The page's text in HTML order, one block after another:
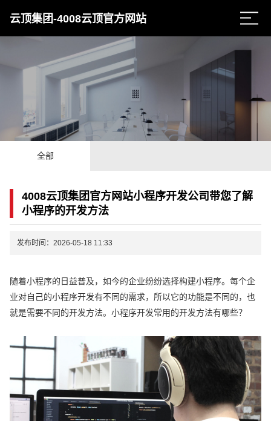
云顶集团-4008云顶官方网站
全部
4008云顶集团官方网站小程序开发公司带您了解
小程序的开发方法
发布时间：2026-05-18 11:33
随着小程序的日益普及，如今的企业纷纷选择构建小程序。每个企
业对自己的小程序开发有不同的需求，所以它的功能是不同的，也
就是需要不同的开发方法。小程序开发常用的开发方法有哪些？